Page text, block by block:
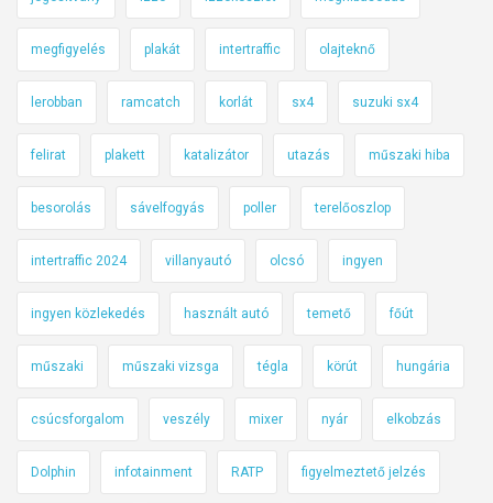
megfigyelés plakát intertraffic olajteknő
lerobban ramcatch korlát sx4 suzuki sx4
felirat plakett katalizátor utazás műszaki hiba
besorolás sávelfogyás poller terelőoszlop
intertraffic 2024 villanyautó olcsó ingyen
ingyen közlekedés használt autó temető főút
műszaki műszaki vizsga tégla körút hungária
csúcsforgalom veszély mixer nyár elkobzás
Dolphin infotainment RATP figyelmeztető jelzés